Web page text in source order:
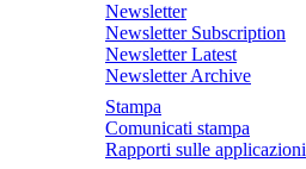
Newsletter
Newsletter Subscription
Newsletter Latest
Newsletter Archive
Stampa
Comunicati stampa
Rapporti sulle applicazioni